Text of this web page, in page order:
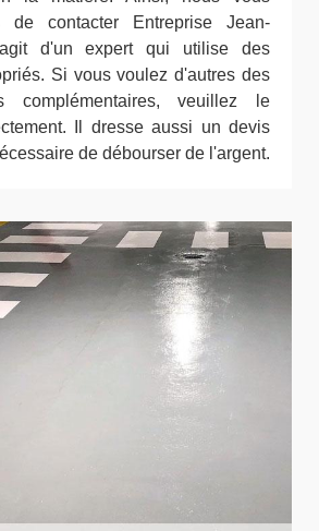
de contacter Entreprise Jean-
d'un expert qui utilise des
Si vous voulez d'autres des
complémentaires, veuillez le
Il dresse aussi un devis
de débourser de l'argent.